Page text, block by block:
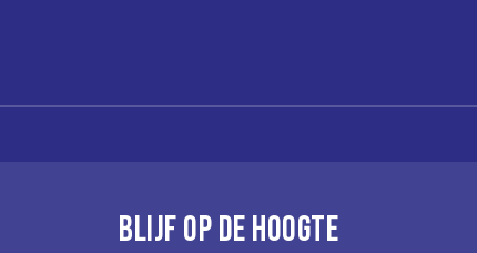
BLIJF OP DE HOOGTE